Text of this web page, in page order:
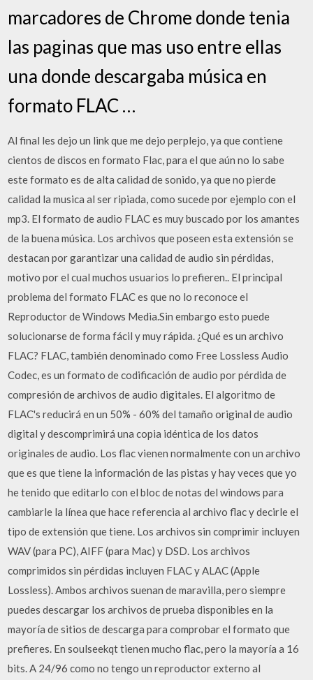
marcadores de Chrome donde tenia
las paginas que mas uso entre ellas
una donde descargaba música en
formato FLAC …
Al final les dejo un link que me dejo perplejo, ya que contiene
cientos de discos en formato Flac, para el que aún no lo sabe
este formato es de alta calidad de sonido, ya que no pierde
calidad la musica al ser ripiada, como sucede por ejemplo con el
mp3. El formato de audio FLAC es muy buscado por los amantes
de la buena música. Los archivos que poseen esta extensión se
destacan por garantizar una calidad de audio sin pérdidas,
motivo por el cual muchos usuarios lo prefieren.. El principal
problema del formato FLAC es que no lo reconoce el
Reproductor de Windows Media.Sin embargo esto puede
solucionarse de forma fácil y muy rápida. ¿Qué es un archivo
FLAC? FLAC, también denominado como Free Lossless Audio
Codec, es un formato de codificación de audio por pérdida de
compresión de archivos de audio digitales. El algoritmo de
FLAC's reducirá en un 50% - 60% del tamaño original de audio
digital y descomprimirá una copia idéntica de los datos
originales de audio. Los flac vienen normalmente con un archivo
que es que tiene la información de las pistas y hay veces que yo
he tenido que editarlo con el bloc de notas del windows para
cambiarle la línea que hace referencia al archivo flac y decirle el
tipo de extensión que tiene. Los archivos sin comprimir incluyen
WAV (para PC), AIFF (para Mac) y DSD. Los archivos
comprimidos sin pérdidas incluyen FLAC y ALAC (Apple
Lossless). Ambos archivos suenan de maravilla, pero siempre
puedes descargar los archivos de prueba disponibles en la
mayoría de sitios de descarga para comprobar el formato que
prefieres. En soulseekqt tienen mucho flac, pero la mayoría a 16
bits. A 24/96 como no tengo un reproductor externo al